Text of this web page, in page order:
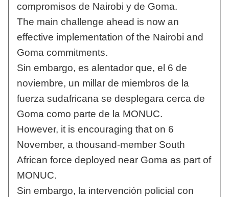
compromisos de Nairobi y de Goma.
The main challenge ahead is now an
effective implementation of the Nairobi and
Goma commitments.
Sin embargo, es alentador que, el 6 de
noviembre, un millar de miembros de la
fuerza sudafricana se desplegara cerca de
Goma como parte de la MONUC.
However, it is encouraging that on 6
November, a thousand-member South
African force deployed near Goma as part of
MONUC.
Sin embargo, la intervención policial con